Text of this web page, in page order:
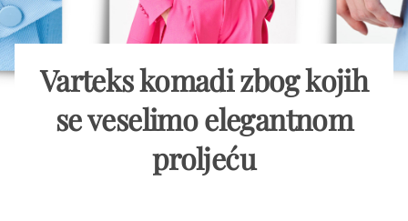
Varteks komadi zbog kojih
se veselimo elegantnom
proljeću